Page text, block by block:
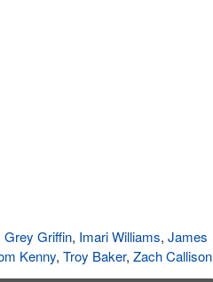
Grey Griffin, Imari Williams, James
Kenny, Troy Baker, Zach Callison